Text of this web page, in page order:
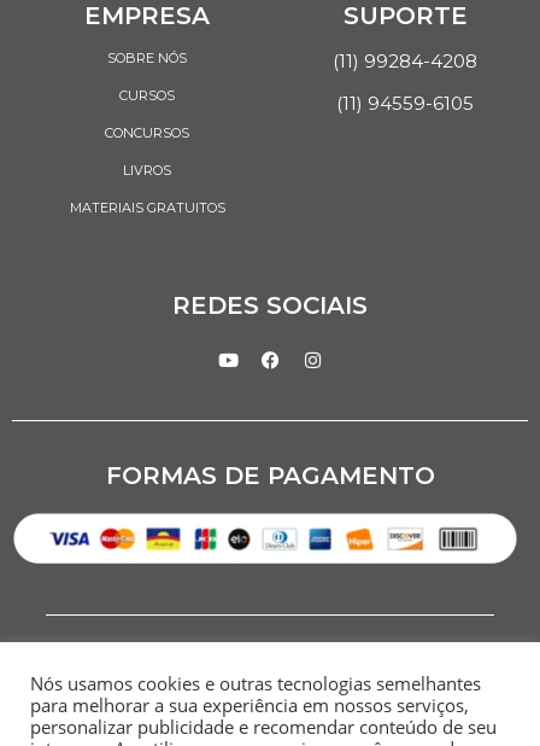
EMPRESA
SOBRE NÓS
CURSOS
CONCURSOS
LIVROS
MATERIAIS GRATUITOS
SUPORTE
(11) 99284-4208
(11) 94559-6105
REDES SOCIAIS
FORMAS DE PAGAMENTO
Nós usamos cookies e outras tecnologias semelhantes
para melhorar a sua experiência em nossos serviços,
personalizar publicidade e recomendar conteúdo de seu